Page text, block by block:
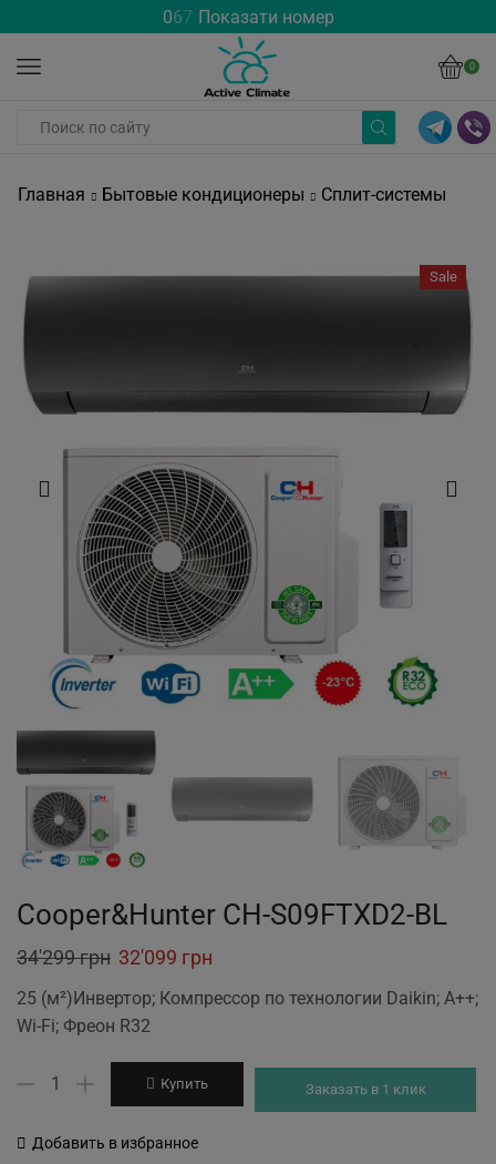
067 Показати номер
0
Главная Бытовые кондиционеры Сплит-системы
Sale
Cooper&Hunter CH-S09FTXD2-BL
34'299грн Original
was:
32'099 грн
25 (м²)Инвертор; Компрессор по технологии Daikin; А++;
Wi-Fi; Фреон R32
Количество
Cooper&Hunter
Купить Заказать в 1 клик
Добавить в избранное